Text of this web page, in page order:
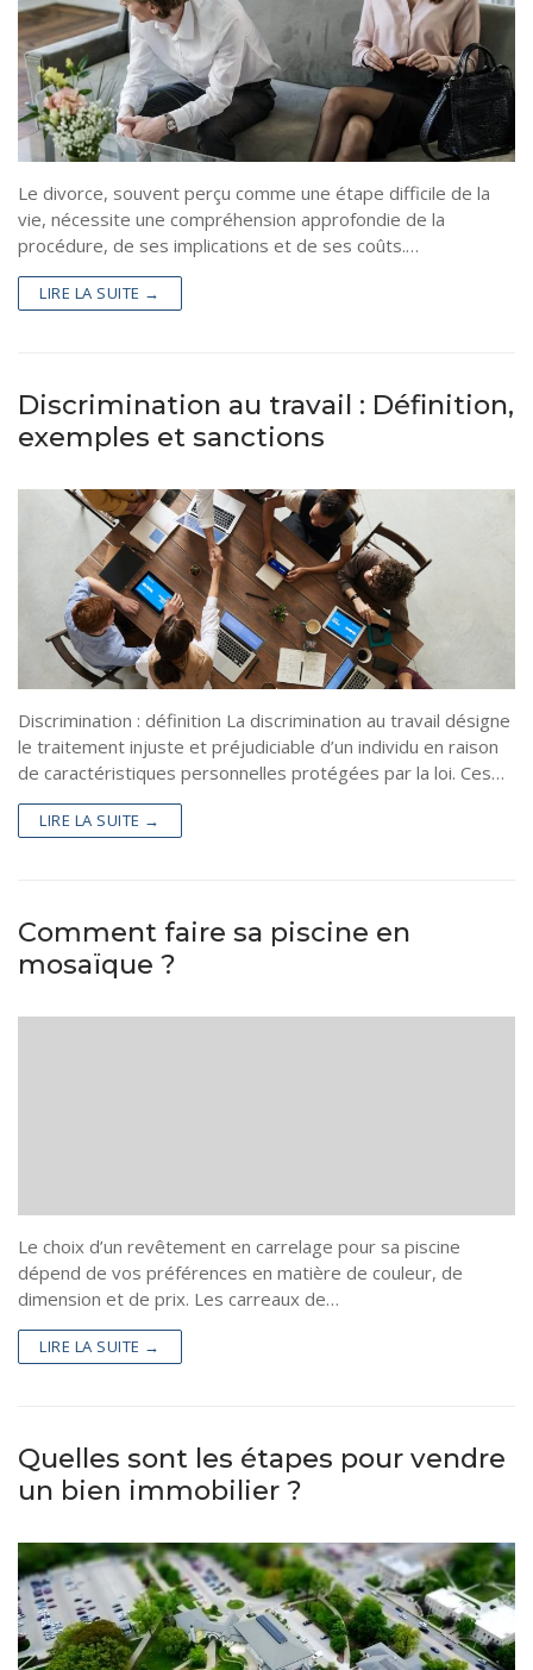
Le divorce, souvent perçu comme une étape difficile de la
vie, nécessite une compréhension approfondie de la
procédure, de ses implications et de ses coûts.…
LIRE LA SUITE →
Discrimination au travail : Définition,
exemples et sanctions
Discrimination : définition La discrimination au travail désigne
le traitement injuste et préjudiciable d’un individu en raison
de caractéristiques personnelles protégées par la loi. Ces…
LIRE LA SUITE →
Comment faire sa piscine en
mosaïque ?
Le choix d’un revêtement en carrelage pour sa piscine
dépend de vos préférences en matière de couleur, de
dimension et de prix. Les carreaux de…
LIRE LA SUITE →
Quelles sont les étapes pour vendre
un bien immobilier ?